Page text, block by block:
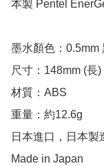
本製 Pentel
墨水顏色：0.5mm
尺寸：148mm (長
材質：ABS
重量：約12.6g
日本進口，日本製
Made in Japan